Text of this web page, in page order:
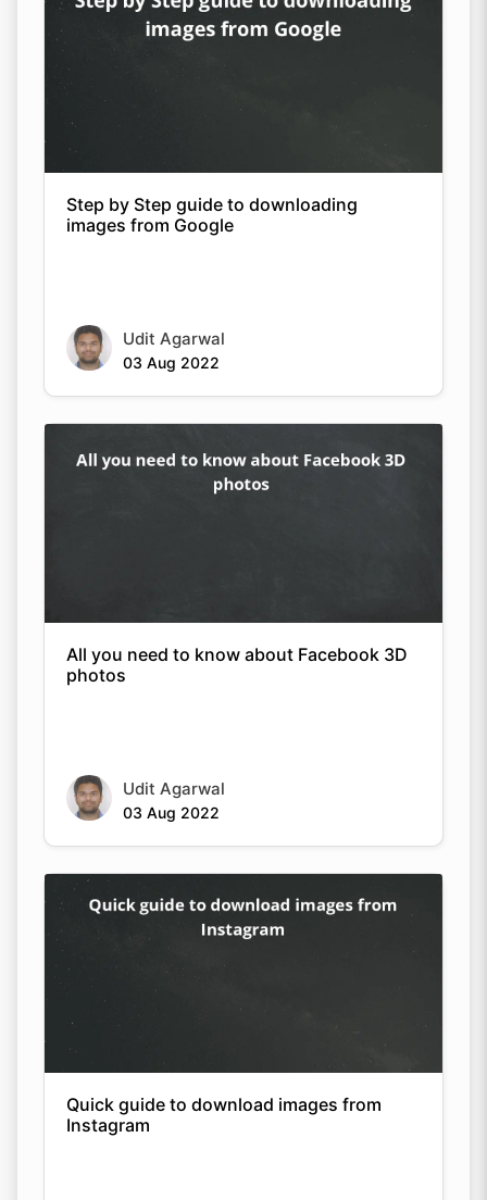
Step by Step guide to downloading
images from Google
Udit Agarwal
03 Aug 2022
All you need to know about Facebook 3D
photos
Udit Agarwal
03 Aug 2022
Quick guide to download images from
Instagram